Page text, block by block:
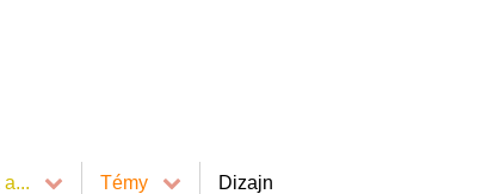
Témy Dizajn